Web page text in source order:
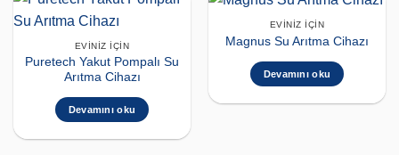
EVINIZ İÇIN
Puretech Yakut Pompalı Su
Arıtma Cihazı
Devamını oku
EVINIZ İÇIN
Magnus Su Arıtma Cihazı
Devamını oku